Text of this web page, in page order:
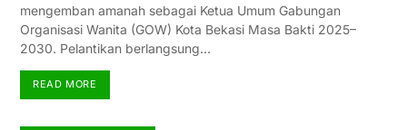
mengemban amanah sebagai Ketua Umum Gabungan
Organisasi Wanita (GOW) Kota Bekasi Masa Bakti 2025–
2030. Pelantikan berlangsung…
READ MORE